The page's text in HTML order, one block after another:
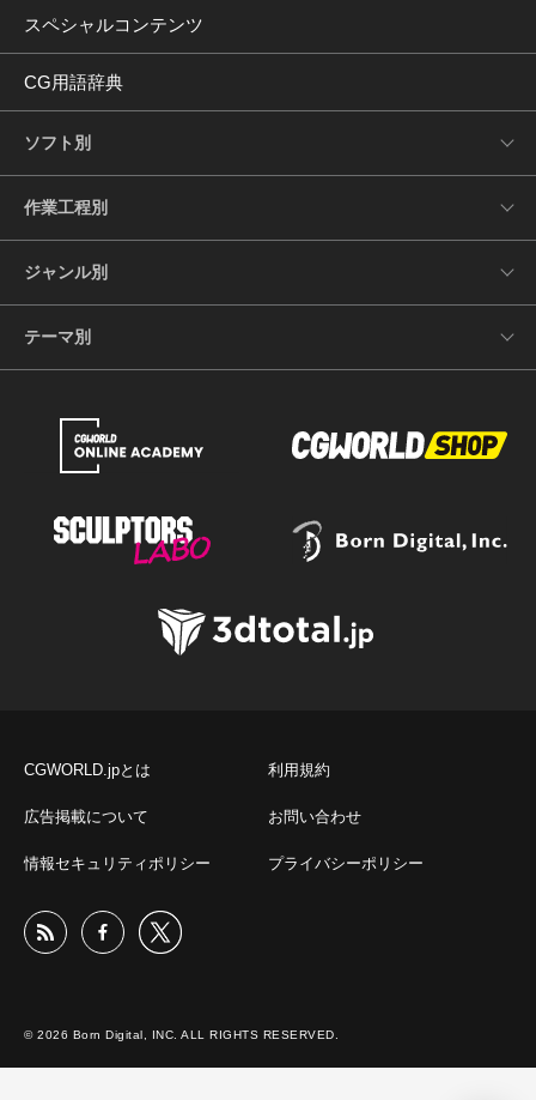
スペシャルコンテンツ
CG用語辞典
ソフト別
作業工程別
ジャンル別
テーマ別
CGWORLD.jpとは 利用規約
広告掲載について お問い合わせ
情報セキュリティポリシー プライバシーポリシー
© 2026 Born Digital, INC. ALL RIGHTS RESERVED.